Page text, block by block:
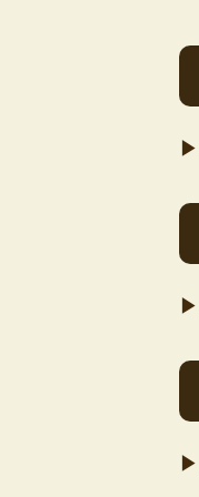
▶
▶
▶